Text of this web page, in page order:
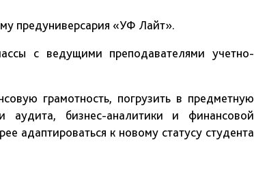
предуниверсария «УФ Лайт».
с ведущими преподавателями учетно-
грамотность, погрузить в предметную
аудита, бизнес-аналитики и финансовой
адаптироваться к новому статусу студента